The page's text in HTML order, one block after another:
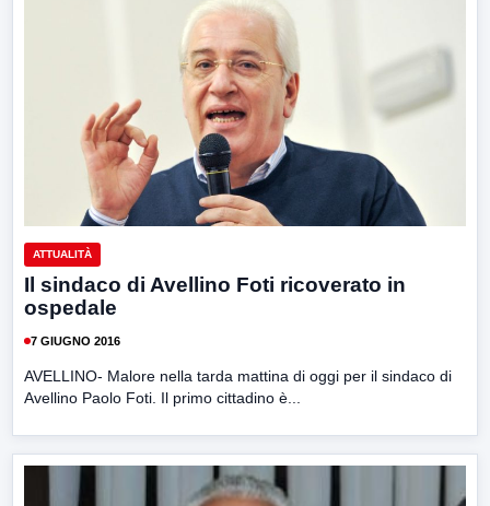
ATTUALITÀ
Il sindaco di Avellino Foti ricoverato in
ospedale
7 GIUGNO 2016
AVELLINO- Malore nella tarda mattina di oggi per il sindaco di
Avellino Paolo Foti. Il primo cittadino è...